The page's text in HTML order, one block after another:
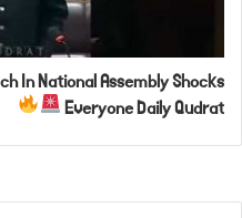
In National Assembly Shocks
Everyone Daily Qudrat